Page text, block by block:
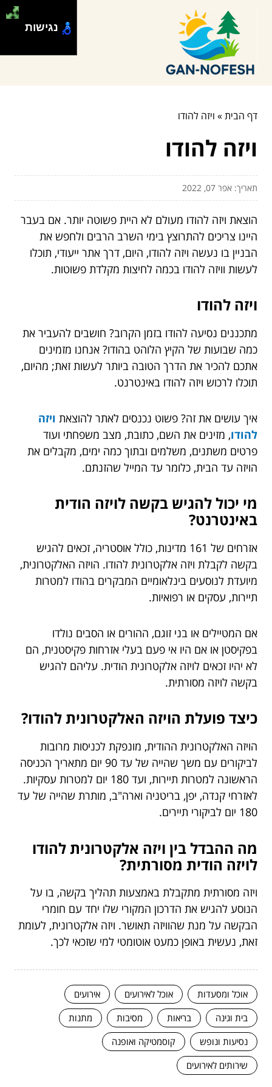
דף הבית» ויזה להודו
ויזה להודו
תאריך: אפר 07, 2022
הוצאת ויזה להודו מעולם לא היית פשוטה יותר. אם בעבר
היינו צריכים להתרוצץ בימי השרב הרבים ולחפש את
הבניין בו נעשה ויזה להודו, היום, דרך אתר ייעודי, תוכלו
לעשות וויזה להודו בכמה לחיצות מקלדת פשוטות.
ויזה להודו
מתכננים נסיעה להודו בזמן הקרוב? חושבים להעביר את
כמה שבועות של הקיץ הלוהט בהודו? אנחנו מזמינים
אתכם להכיר את הדרך הטובה ביותר לעשות זאת; מהיום,
תוכלו לרכוש ויזה להודו באינטרנט.
איך עושים את זה? פשוט נכנסים לאתר להוצאת ויזה
להודו, מזינים את השם, כתובת, מצב משפחתי ועוד
פרטים משתנים, משלמים ובתוך כמה ימים, מקבלים את
הויזה עד הבית, כלומר עד המייל שהזנתם.
מי יכול להגיש בקשה לויזה הודית
באינטרנט?
אזרחים של 161 מדינות, כולל אוסטריה, זכאים להגיש
בקשה לקבלת ויזה אלקטרונית להודו. הויזה האלקטרונית,
מיועדת לנוסעים בינלאומיים המבקרים בהודו למטרות
תיירות, עסקים או רפואיות.
אם המטיילים או בני זוגם, ההורים או הסבים נולדו
בפקיסטן או אם היו אי פעם בעלי אזרחות פקיסטנית, הם
לא יהיו זכאים לויזה אלקטרונית הודית. עליהם להגיש
בקשה לויזה מסורתית.
כיצד פועלת הויזה האלקטרונית להודו?
הויזה האלקטרונית ההודית, מונפקת לכניסות מרובות
לביקורים עם משך שהייה של עד 90 יום מתאריך הכניסה
הראשונה למטרות תיירות, ועד 180 יום למטרות עסקיות.
לאזרחי קנדה, יפן, בריטניה וארה"ב, מותרת שהייה של עד
180 יום לביקורי תיירים.
מה ההבדל בין ויזה אלקטרונית להודו
לויזה הודית מסורתית?
ויזה מסורתית מתקבלת באמצעות תהליך בקשה, בו על
הנוסע להגיש את הדרכון המקורי שלו יחד עם חומרי
הבקשה על מנת שהוויזה תאושר. ויזה אלקטרונית, לעומת
זאת, נעשית באופן כמעט אוטומטי למי שזכאי לכך.
אוכל ומסעדות אוכל לאירועים
אירועים
בית וגינה
בריאות מסיבות
מתנות
נסיעות ונופש
קוסמטיקה ואופנה
שירותים לאירועים
נגישות